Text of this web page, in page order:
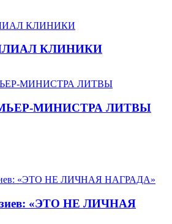
КЛИНИКИ
МИНИСТРА ЛИТВЫ
«ЭТО НЕ ЛИЧНАЯ